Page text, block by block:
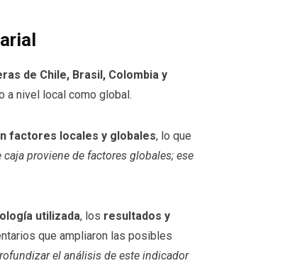
de Chile, Brasil, Colombia y
a nivel local como global.
factores locales y globales, lo que
proviene de factores globales; ese
utilizada, los resultados y
que ampliaron las posibles
el análisis de este indicador